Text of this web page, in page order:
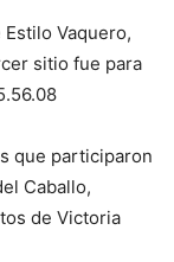
Vaquero,
sitio fue para
que participaron
Caballo,
de Victoria